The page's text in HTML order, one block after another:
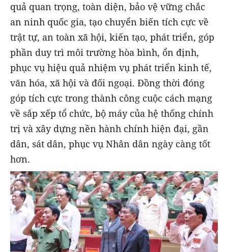
quả quan trọng, toàn diện, bảo vệ vững chắc
an ninh quốc gia, tạo chuyển biến tích cực về
trật tự, an toàn xã hội, kiến tạo, phát triển, góp
phần duy trì môi trường hòa bình, ổn định,
phục vụ hiệu quả nhiệm vụ phát triển kinh tế,
văn hóa, xã hội và đối ngoại. Đồng thời đóng
góp tích cực trong thành công cuộc cách mạng
về sắp xếp tổ chức, bộ máy của hệ thống chính
trị và xây dựng nền hành chính hiện đại, gần
dân, sát dân, phục vụ Nhân dân ngày càng tốt
hơn.